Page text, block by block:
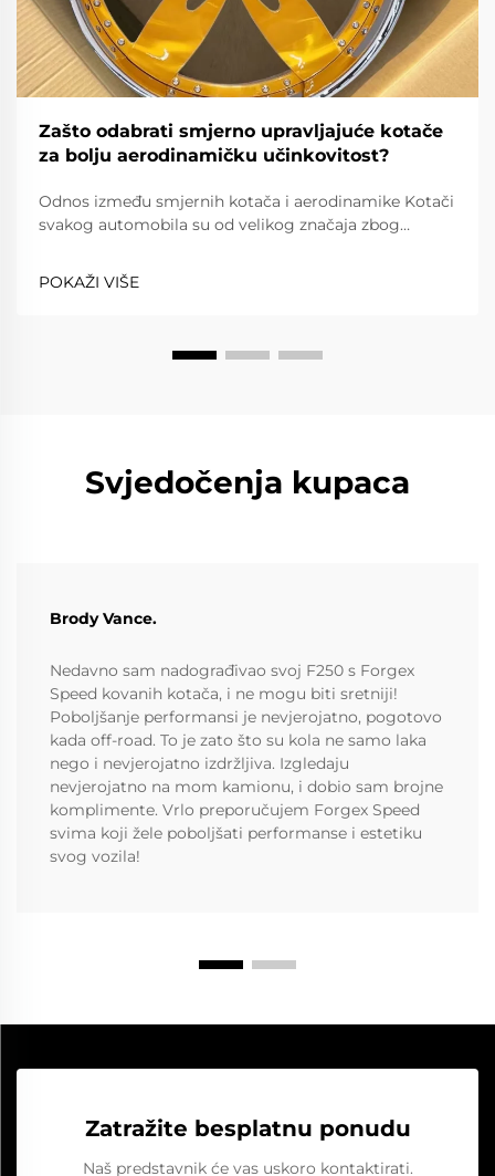
Zašto odabrati smjerno upravljajuće kotače
za bolju aerodinamičku učinkovitost?
Odnos između smjernih kotača i aerodinamike Kotači
svakog automobila su od velikog značaja zbog
smjerni kotači; oni imaju tendenciju poboljšati
POKAŽI VIŠE
Svjedočenja kupaca
Brody Vance.
Nedavno sam nadograđivao svoj F250 s Forgex
Speed kovanih kotača, i ne mogu biti sretniji!
Poboljšanje performansi je nevjerojatno, pogotovo
kada off-road. To je zato što su kola ne samo laka
nego i nevjerojatno izdržljiva. Izgledaju
nevjerojatno na mom kamionu, i dobio sam brojne
komplimente. Vrlo preporučujem Forgex Speed
svima koji žele poboljšati performanse i estetiku
svog vozila!
Zatražite besplatnu ponudu
Naš predstavnik će vas uskoro kontaktirati.